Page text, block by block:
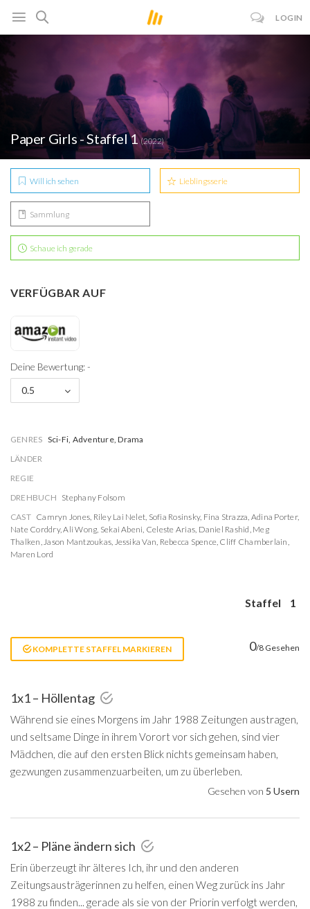
LOGIN
Paper Girls - Staffel 1(2022)
Will ich sehen Lieblingsserie
Sammlung
Schaue ich gerade
VERFÜGBAR AUF
Deine Bewertung: -
0.5
GENRES Sci-Fi, Adventure, Drama
LÄNDER
REGIE
DREHBUCH Stephany Folsom
CAST Camryn Jones, Riley Lai Nelet, Sofia Rosinsky, Fina Strazza, Adina Porter,
Nate Corddry,Ali Wong, Sekai Abeni, Celeste Arias, Daniel Rashid, Meg
Thalken,Jason Mantzoukas, Jessika Van, Rebecca Spence, Cliff Chamberlain,
Maren Lord
Staffel 1
KOMPLETTE STAFFEL MARKIEREN 0/8 Gesehen
1x1 – Höllentag
Während sie eines Morgens im Jahr 1988 Zeitungen austragen,
und seltsame Dinge in ihrem Vorort vor sich gehen, sind vier
Mädchen, die auf den ersten Blick nichts gemeinsam haben,
gezwungen zusammenzuarbeiten, um zu überleben.
Gesehen von 5 Usern
1x2 – Pläne ändern sich
Erin überzeugt ihr älteres Ich, ihr und den anderen
Zeitungsausträgerinnen zu helfen, einen Weg zurück ins Jahr
1988 zu finden... gerade als sie von der Priorin verfolgt werden,